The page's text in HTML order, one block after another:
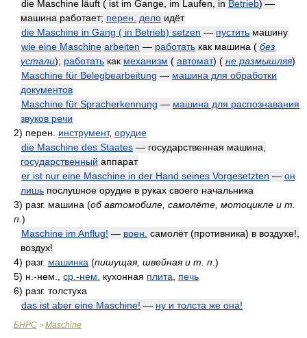
die Maschine läuft ( ist im Gange, im Laufen, in Betrieb) —
машина работает; перен. дело идёт
die Maschine in Gang ( in Betrieb) setzen — пустить машину
wie eine Maschine arbeiten — работать как машина ( без
устали); работать как механизм ( автомат) ( не размышляя)
Maschine für Belegbearbeitung — машина для обработки
документов
Maschine für Spracherkennung — машина для распознавания
звуков речи
2) перен. инструмент, орудие
die Maschine des Staates — государственная машина,
государственный аппарат
er ist nur eine Maschine in der Hand seines Vorgesetzten — он
лишь послушное орудие в руках своего начальника
3) разг. машина (об автомобиле, самолёте, мотоцикле и т.
п. )
Maschine im Anflug! — воен. самолёт (противника) в воздухе!,
воздух!
4) разг. машинка (пишущая, швейная и т. п. )
5) н.-нем., ср.-нем. кухонная плита
печь
6) разг. толстуха
das ist aber eine Maschine! — ну и толста же она!
БНРС > Maschine